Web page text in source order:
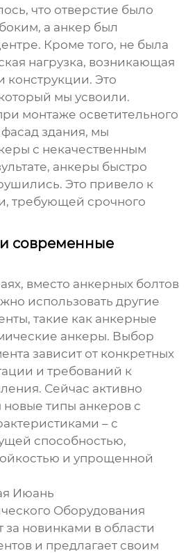
что отверстие было
а анкер был
Кроме того, не была
нагрузка, возникающая
конструкции. Это
мы усвоили.
монтаже осветительного
здания, мы
с некачественным
анкеры быстро
Это привело к
требующей срочного
современные
вместо анкерных болтов
использовать другие
такие как анкерные
анкеры. Выбор
зависит от конкретных
и требований к
Сейчас активно
новые типы анкеров с
– с
способностью,
и упрощенной
Июань
Оборудования
за новинками в области
и предлагает своим